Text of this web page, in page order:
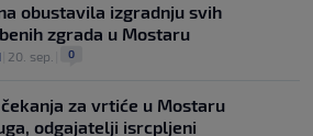
obustavila izgradnju svih
zgrada u Mostaru
20. sep. 0
za vrtiće u Mostaru
odgajatelji isrcpljeni